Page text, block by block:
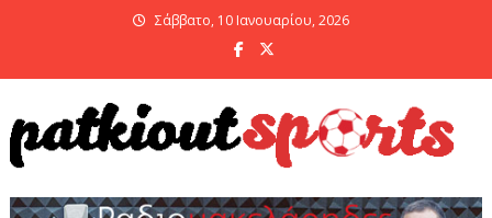
Σάββατο, 10 Ιανουαρίου, 2026